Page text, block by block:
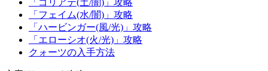
「ゴリアテ(土/闇)」攻略
「フェイム(水/闇)」攻略
「ハービンガー(風/光)」攻略
「エローシオ(火/光)」攻略
クォーツの入手方法